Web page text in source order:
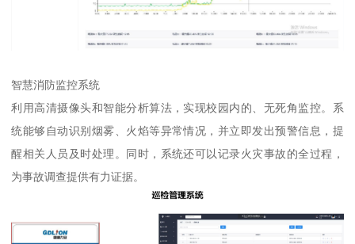
智慧消防监控系统
利用高清摄像头和智能分析算法，实现校园内的、无死角监控。系
统能够自动识别烟雾、火焰等异常情况，并立即发出预警信息，提
醒相关人员及时处理。同时，系统还可以记录火灾事故的全过程，
为事故调查提供有力证据。